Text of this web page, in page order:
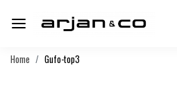
Home Gufo-top3